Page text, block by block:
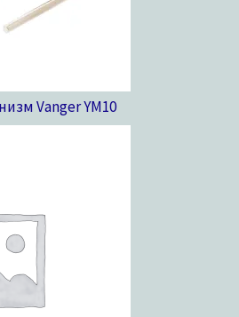
Vanger YM10